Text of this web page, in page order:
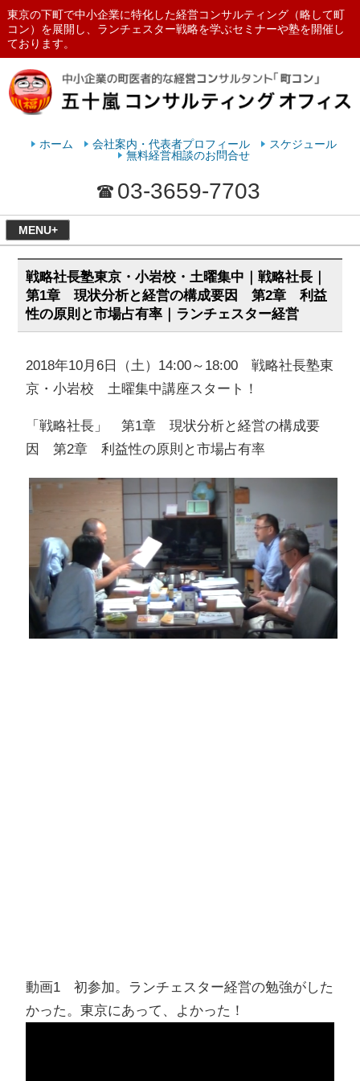
東京の下町で中小企業に特化した経営コンサルティング（略して町
コン）を展開し、ランチェスター戦略を学ぶセミナーや塾を開催し
ております。
ランチェスターの法則を学ぶなら
ホーム 会社案内・代表者プロフィール
スケジュール
無料経営相談のお問合せ
03-3659-7703
MENU+
戦略社長塾東京・小岩校・土曜集中｜戦略社長｜
第1章 現状分析と経営の構成要因 第2章 利益
性の原則と市場占有率｜ランチェスター経営
2018年10月6日（土）14:00～18:00 戦略社長塾東
京・小岩校 土曜集中講座スタート！
「戦略社長」 第1章 現状分析と経営の構成要
因 第2章 利益性の原則と市場占有率
動画1 初参加。ランチェスター経営の勉強がした
かった。東京にあって、よかった！